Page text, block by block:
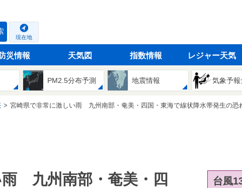
現在地
災情報 天気図 指数情報 レジャー天気
PM2.5分布予測 地震情報 気象予報
宮崎県で非常に激しい雨 九州南部・奄美・四国・東海で線状降水帯発生の恐
九州南部・奄美・四
台風